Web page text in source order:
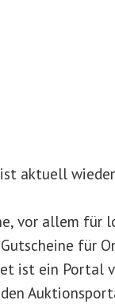
aktuell
vor allem für
für
ist ein Portal